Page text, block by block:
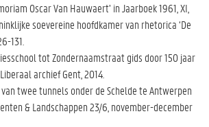
Oscar Van Hauwaert’ in Jaarboek 1961, XI,
soevereine hoofdkamer van rhetorica ‘De
131.
tot Zondernaamstraat gids door 150 jaar
archief Gent, 2014.
van twee tunnels onder de Schelde te Antwerpen
& Landschappen 23/6, november-december